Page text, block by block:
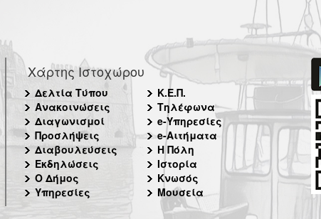
Χάρτης Ιστοχώρου
Δελτία Τύπου
Ανακοινώσεις
Διαγωνισμοί
Προσλήψεις
Διαβουλεύσεις
Εκδηλώσεις
Ο Δήμος
Υπηρεσίες
Κ.Ε.Π.
Τηλέφωνα
e-Υπηρεσίες
e-Αιτήματα
Η Πόλη
Ιστορία
Κνωσός
Μουσεία